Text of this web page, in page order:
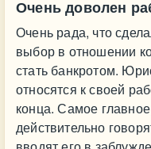
Очень доволен
Очень рада, что
выбор в отношении
стать банкротом.
относятся к своей
конца. Самое
действительно